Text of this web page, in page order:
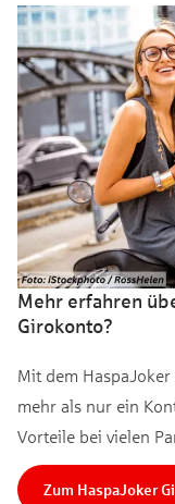
Mehr erfahren
Girokonto?
Mit dem
mehr als nur ein
Vorteile bei vielen
Zum HaspaJoker